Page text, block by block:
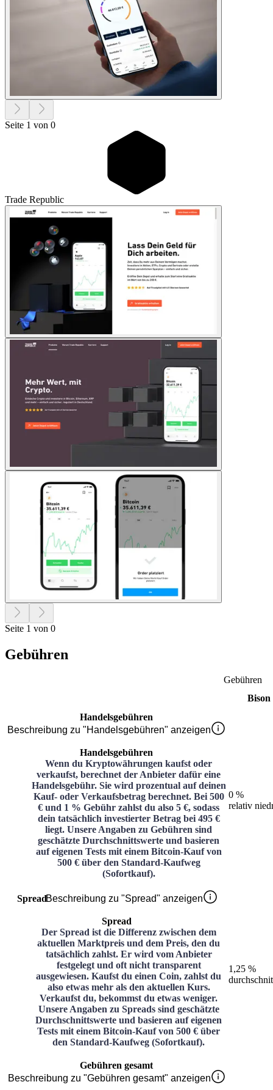
Seite 1 von 0
Trade Republic
Seite 1 von 0
Gebühren
Gebühren
Bison
Handelsgebühren
Beschreibung zu "Handelsgebühren" anzeigen
Handelsgebühren
Wenn du Kryptowährungen kaufst oder
verkaufst, berechnet der Anbieter dafür eine
Handelsgebühr. Sie wird prozentual auf deinen
Kauf- oder Verkaufsbetrag berechnet. Bei 500
€ und 1 % Gebühr zahlst du also 5 €, sodass
dein tatsächlich investierter Betrag bei 495 €
liegt. Unsere Angaben zu Gebühren sind
geschätzte Durchschnittswerte und basieren
auf eigenen Tests mit einem Bitcoin-Kauf von
500 € über den Standard-Kaufweg
(Sofortkauf).
0 %
relativ
SpreadBeschreibung zu "Spread" anzeigen
Spread
Der Spread ist die Differenz zwischen dem
aktuellen Marktpreis und dem Preis, den du
tatsächlich zahlst. Er wird vom Anbieter
festgelegt und oft nicht transparent
ausgewiesen. Kaufst du einen Coin, zahlst du
also etwas mehr als den aktuellen Kurs.
Verkaufst du, bekommst du etwas weniger.
Unsere Angaben zu Spreads sind geschätzte
Durchschnittswerte und basieren auf eigenen
Tests mit einem Bitcoin-Kauf von 500 € über
den Standard-Kaufweg (Sofortkauf).
1,25 %
Gebühren gesamt
Beschreibung zu "Gebühren gesamt" anzeigen